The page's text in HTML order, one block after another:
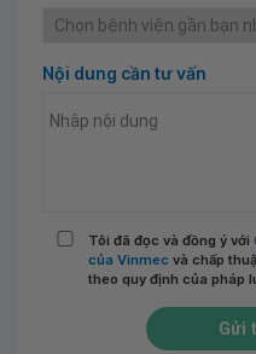
Nội dung cần tư vấn
Tôi đã đọc và đồng ý với
của Vinmec và chấp
theo quy định của pháp
Gửi